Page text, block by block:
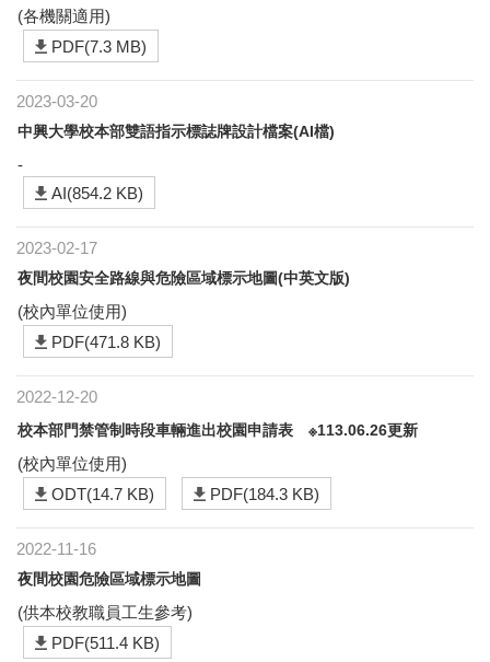
(各機關適用)
PDF(7.3 MB)
2023-03-20
中興大學校本部雙語指示標誌牌設計檔案(AI檔)
-
AI(854.2 KB)
2023-02-17
夜間校園安全路線與危險區域標示地圖(中英文版)
(校內單位使用)
PDF(471.8 KB)
2022-12-20
校本部門禁管制時段車輛進出校園申請表 ※113.06.26更新
(校內單位使用)
ODT(14.7 KB)
PDF(184.3 KB)
2022-11-16
夜間校園危險區域標示地圖
(供本校教職員工生參考)
PDF(511.4 KB)